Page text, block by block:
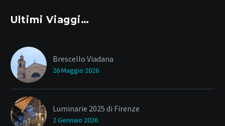
Ultimi Viaggi…
Brescello Viadana
26 Maggio 2026
Luminarie 2025 di Firenze
2 Gennaio 2026